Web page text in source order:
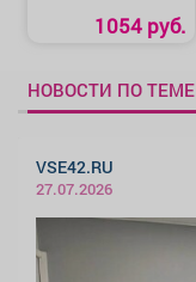
1054 руб.
НОВОСТИ ПО
VSE42.RU
27.07.2026